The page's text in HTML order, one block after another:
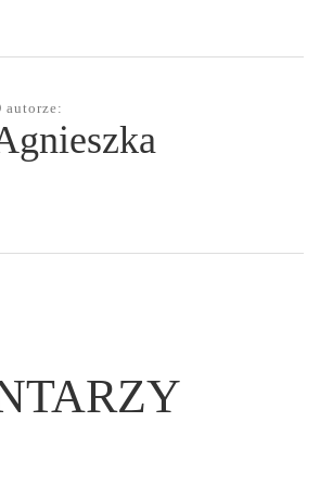
autorze: